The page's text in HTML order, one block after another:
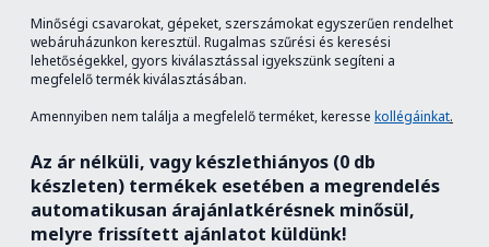
Minőségi csavarokat, gépeket, szerszámokat egyszerűen rendelhet
webáruházunkon keresztül. Rugalmas szűrési és keresési
lehetőségekkel, gyors kiválasztással igyekszünk segíteni a
megfelelő termék kiválasztásában.
Amennyiben nem találja a megfelelő terméket, keresse kollégáinkat.
Az ár nélküli, vagy készlethiányos (0 db
készleten) termékek esetében a megrendelés
automatikusan árajánlatkérésnek minősül,
melyre frissített ajánlatot küldünk!